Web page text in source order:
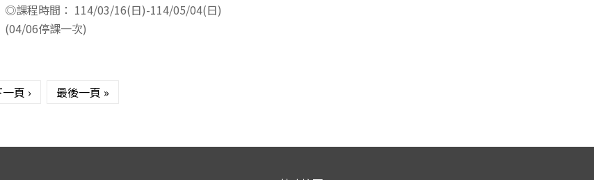
◎課程時間： 114/03/16(日)-114/05/04(日)
(04/06停課一次)
頁 › 最後一頁 »